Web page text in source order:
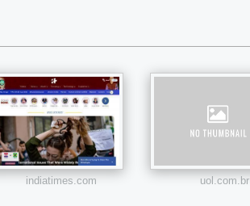
indiatimes.com uol.com.br